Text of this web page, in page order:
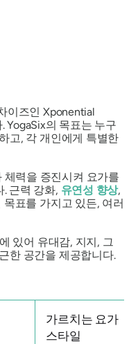
이즈인 Xponential
YogaSix의 목표는 누구
고, 각 개인에게 특별한
체력을 증진시켜 요가를
근력 강화, 유연성 향상,
표를 가지고 있든, 여러
있어 유대감, 지지, 그
한 공간을 제공합니다.
가르치는 요가
스타일